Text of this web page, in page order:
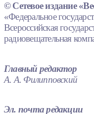
© Сетевое издание
«Федеральное
Всероссийская
радиовещательная
Главный редактор
А. А. Филипповский
Эл. почта редакции